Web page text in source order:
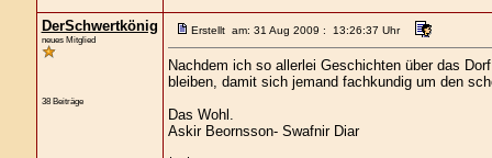
DerSchwertkönig
neues Mitglied
38 Beiträge
Erstellt am: 31 Aug 2009 : 13:26:37 Uhr
Nachdem ich so allerlei Geschichten über das
bleiben, damit sich jemand fachkundig um den
Das Wohl.
Askir Beornsson- Swafnir Diar